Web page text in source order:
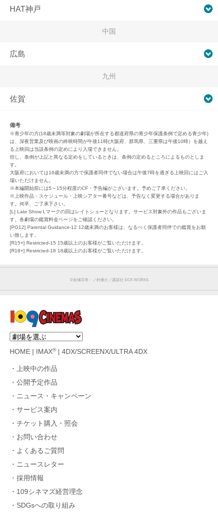
HAT神戸
中国
広島
九州
佐賀
備考
※青少年の方(18歳未満等対象の劇場が所在する都道府県の青少年保護条例で定める青少年)
は、深夜営業及び映画の終映時間が午後11時(大阪府、群馬県、三重県は午後10時）を越え
る上映回は当該条例の定めにより入場できません。
但し、条例が上記と異なる定めをしているときは、条例の定めるところによるものとしま
す。
大阪府においては16歳未満の方で保護者同伴でない場合は午後7時を過ぎる上映回にはご入
場いただけません。
※本編開始前には5～15分程度のCF・予告編がございます。予めご了承ください。
※上映作品・スケジュール・上映シアター番号などは、予告なく変更する場合がありま
す。何卒、ご了承下さい。
[L] Late Show Lマークの回はレイトショーとなります。サービス対象外の作品もございま
す。各劇場の鑑賞料金ページをご確認ください。
[PG12] Parental Guidance-12 12歳未満のお客様は、なるべく保護者同伴での鑑賞をお願
い致します。
[R15+] Restricted-15 15歳以上のお客様がご覧いただけます。
[R18+] Restricted-18 18歳以上のお客様がご覧いただけます。
©金城宗幸・ノ村優介／講談社 ©CK WORKS
HOME IMAX®| 4DX/SCREENX/ULTRA 4DX
上映中の作品
公開予定作品
ニュース・キャンペーン
サービス案内
チケット購入・照会
お問い合わせ
よくあるご質問
ニュースレター
採用情報
109シネマズ経営理念
SDGsへの取り組み